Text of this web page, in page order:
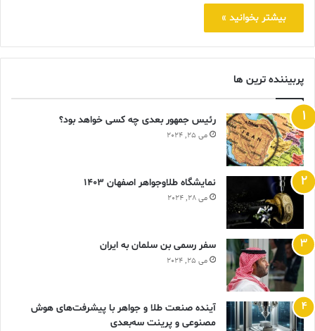
بیشتر بخوانید »
پربیننده ترین ها
رئیس جمهور بعدی چه کسی خواهد بود؟
می 25, 2024
نمایشگاه طلاوجواهر اصفهان 1403
می 28, 2024
سفر رسمی بن سلمان به ایران
می 25, 2024
آینده صنعت طلا و جواهر با پیشرفت‌های هوش
مصنوعی و پرینت سه‌بعدی